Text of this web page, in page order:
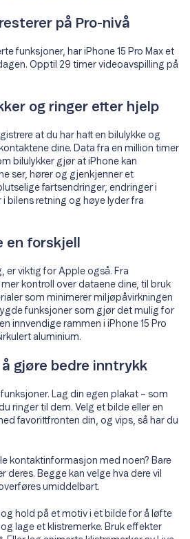
på Pro-nivå
funksjoner, har iPhone 15 Pro Max et
Opptil 29 timer videoavspilling på
og ringer etter hjelp
at du har hatt en bilulykke og
dine. Data fra en million timer
bilulykker gjør at iPhone kan
ser, hører og gjenkjenner et
fartsendringer, endringer i
bilens retning og høye lyder fra
en forskjell
er viktig for Apple også. Fra
kontroll over dataene dine, til bruk
som minimerer miljøpåvirkningen
funksjoner som gjør det mulig for
innvendige rammen i iPhone 15 Pro
aluminium.
gjøre bedre inntrykk
Lag din egen plakat – som
ringer til dem. Velg et bilde eller en
favorittfronten din, og vips, så har du
kontaktinformasjon med noen? Bare
deres. Begge kan velge hva dere vil
umiddelbart.
og hold på et motiv i et bilde for å løfte
lage et klistremerke. Bruk effekter